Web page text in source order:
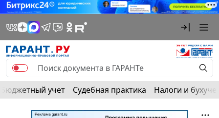
Бюджетный учет Судебная практика Налоги и